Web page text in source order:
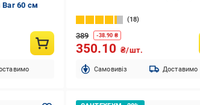
Ваr 60 см
18
389 -38.90 ₴
350.10 ₴/шт.
Cамовивіз Доставимо